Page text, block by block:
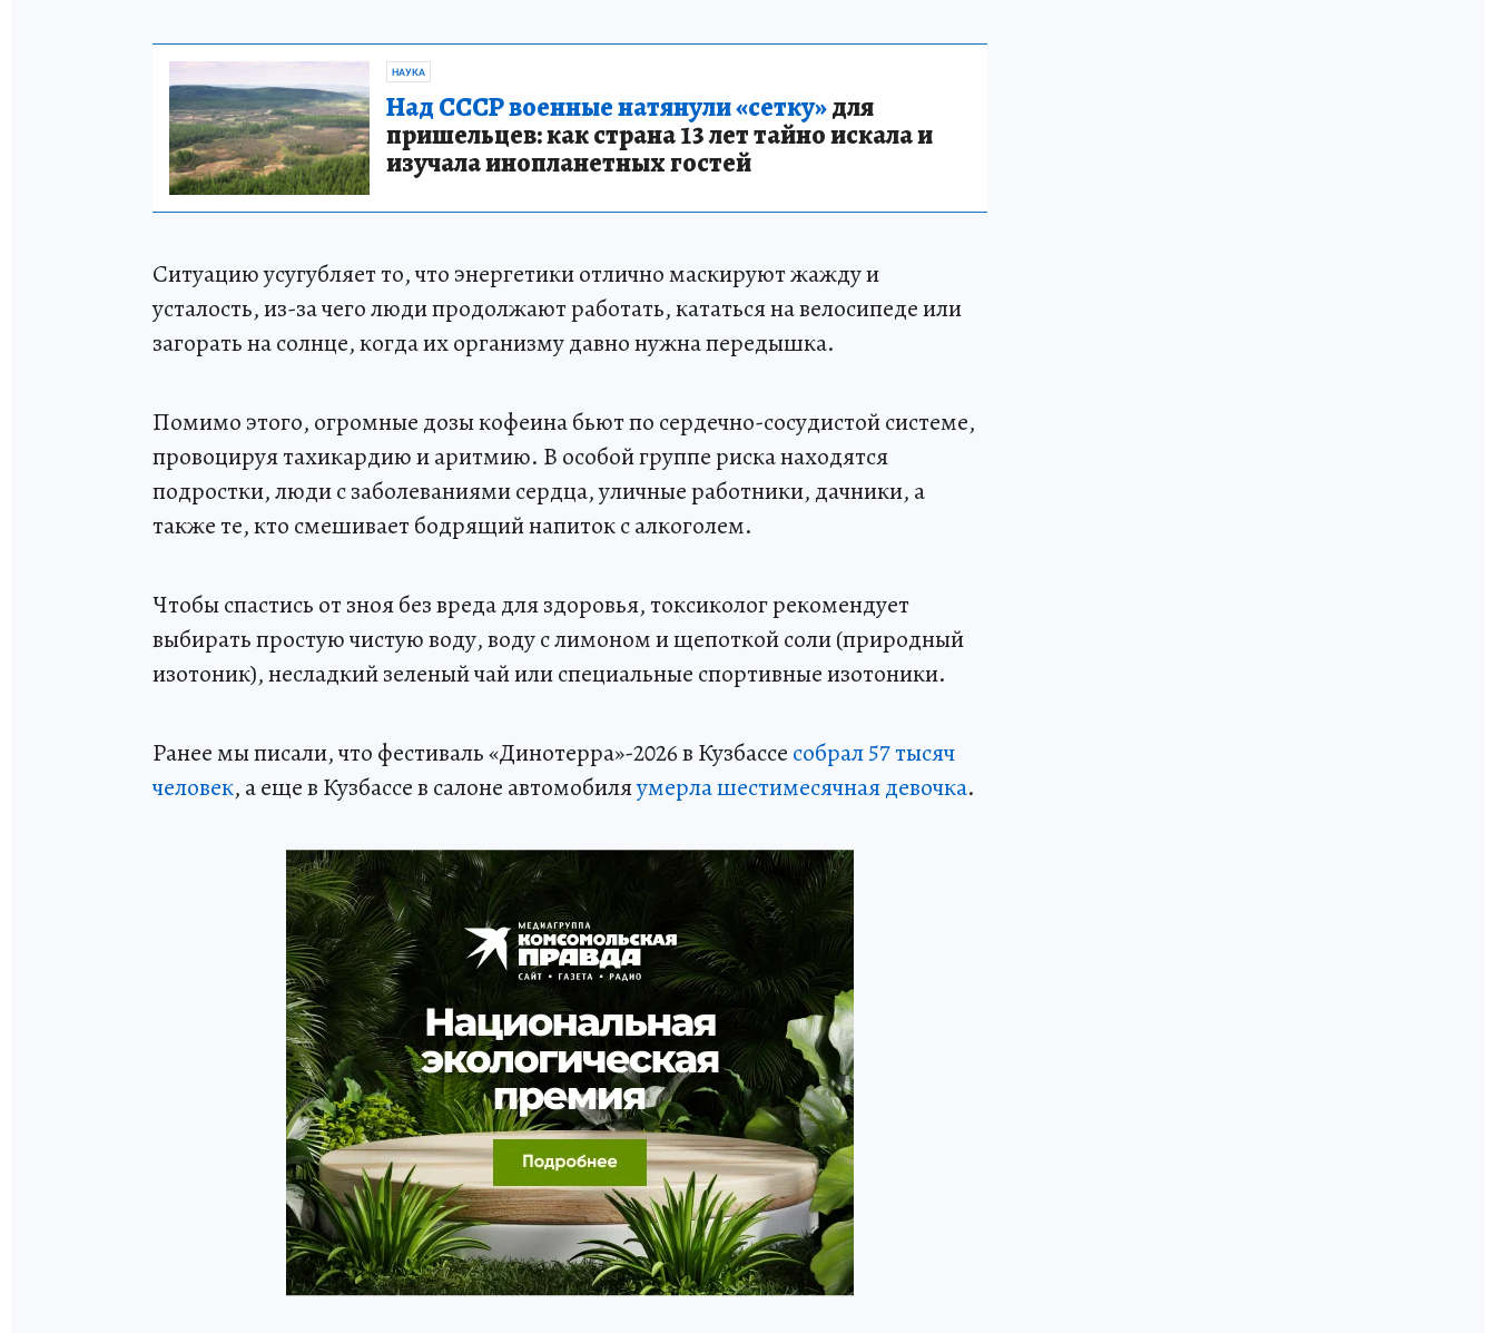
НАУКА
Над СССР военные натянули «сетку»для
пришельцев: как страна 13 лет тайно искала и
изучала инопланетных гостей
Ситуацию усугубляет то, что энергетики отлично маскируют жажду и
усталость, из-за чего люди продолжают работать, кататься на велосипеде или
загорать на солнце, когда их организму давно нужна передышка.
Помимо этого, огромные дозы кофеина бьют по сердечно-сосудистой системе,
провоцируя тахикардию и аритмию. В особой группе риска находятся
подростки, люди с заболеваниями сердца, уличные работники, дачники, а
также те, кто смешивает бодрящий напиток с алкоголем.
Чтобы спастись от зноя без вреда для здоровья, токсиколог рекомендует
выбирать простую чистую воду, воду с лимоном и щепоткой соли (природный
изотоник), несладкий зеленый чай или специальные спортивные изотоники.
Ранее мы писали, что фестиваль «Динотерра»-2026 в Кузбассе собрал 57 тысяч
человек, а еще в Кузбассе в салоне автомобиляумерла шестимесячная девочка.